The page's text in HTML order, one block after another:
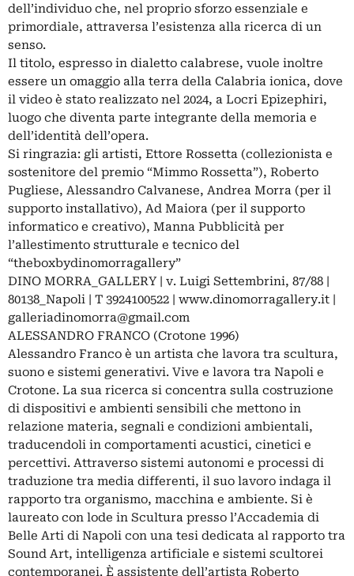
dell’individuo che, nel proprio sforzo essenziale e
primordiale, attraversa l’esistenza alla ricerca di un
senso.
Il titolo, espresso in dialetto calabrese, vuole inoltre
essere un omaggio alla terra della Calabria ionica, dove
il video è stato realizzato nel 2024, a Locri Epizephiri,
luogo che diventa parte integrante della memoria e
dell’identità dell’opera.
Si ringrazia: gli artisti, Ettore Rossetta (collezionista e
sostenitore del premio “Mimmo Rossetta”), Roberto
Pugliese, Alessandro Calvanese, Andrea Morra (per il
supporto installativo), Ad Maiora (per il supporto
informatico e creativo), Manna Pubblicità per
l’allestimento strutturale e tecnico del
“theboxbydinomorragallery”
DINO MORRA_GALLERY | v. Luigi Settembrini, 87/88 |
80138_Napoli | T 3924100522 | www.dinomorragallery.it |
galleriadinomorra@gmail.com
ALESSANDRO FRANCO (Crotone 1996)
Alessandro Franco è un artista che lavora tra scultura,
suono e sistemi generativi. Vive e lavora tra Napoli e
Crotone. La sua ricerca si concentra sulla costruzione
di dispositivi e ambienti sensibili che mettono in
relazione materia, segnali e condizioni ambientali,
traducendoli in comportamenti acustici, cinetici e
percettivi. Attraverso sistemi autonomi e processi di
traduzione tra media differenti, il suo lavoro indaga il
rapporto tra organismo, macchina e ambiente. Si è
laureato con lode in Scultura presso l’Accademia di
Belle Arti di Napoli con una tesi dedicata al rapporto tra
Sound Art, intelligenza artificiale e sistemi scultorei
contemporanei. È assistente dell’artista Roberto